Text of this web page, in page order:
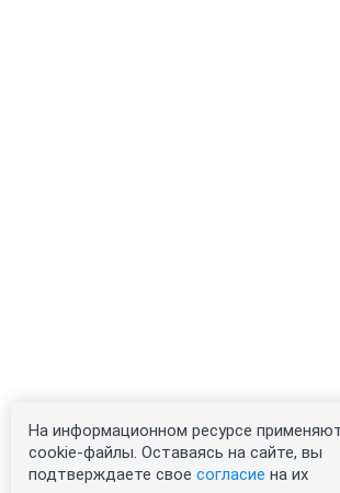
На информационном ресурсе
cookie-файлы. Оставаясь на сайте, вы
подтверждаете свое согласие на их